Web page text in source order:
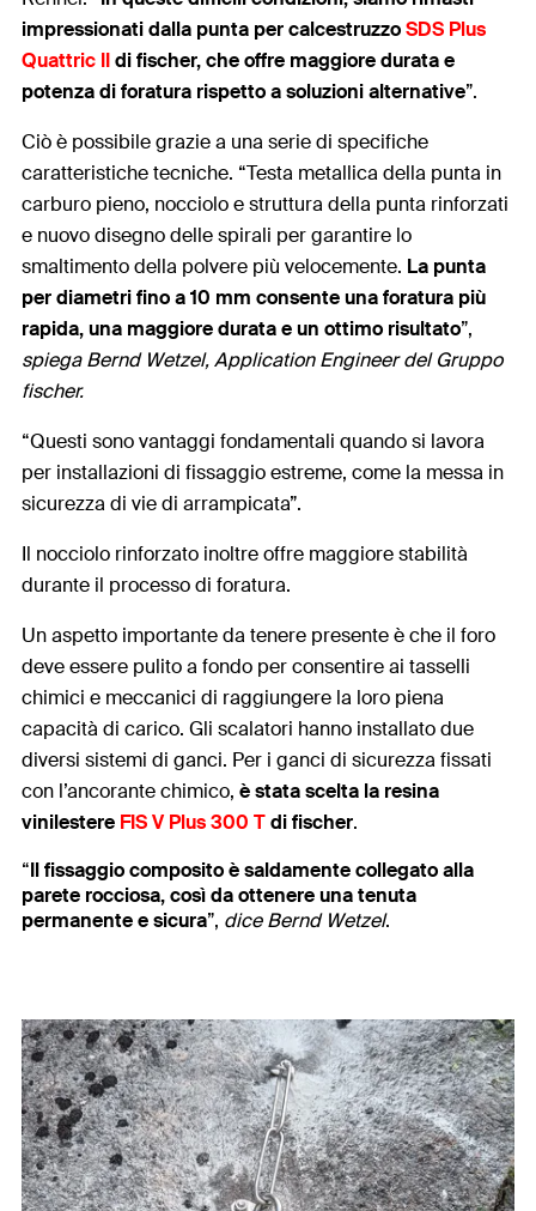
impressionati dalla punta per calcestruzzoSDS Plus
Quattric IIdi fischer, che offre maggiore durata e
potenza di foratura rispetto a soluzioni alternative”.
Ciò è possibile grazie a una serie di specifiche
caratteristiche tecniche. “Testa metallica della punta in
carburo pieno, nocciolo e struttura della punta rinforzati
e nuovo disegno delle spirali per garantire lo
smaltimento della polvere più velocemente. La punta
per diametri fino a 10 mm consente una foratura più
rapida, una maggiore durata e un ottimo risultato”,
spiega Bernd Wetzel, Application Engineer del Gruppo
fischer.
“Questi sono vantaggi fondamentali quando si lavora
per installazioni di fissaggio estreme, come la messa in
sicurezza di vie di arrampicata”.
Il nocciolo rinforzato inoltre offre maggiore stabilità
durante il processo di foratura.
Un aspetto importante da tenere presente è che il foro
deve essere pulito a fondo per consentire ai tasselli
chimici e meccanici di raggiungere la loro piena
capacità di carico. Gli scalatori hanno installato due
diversi sistemi di ganci. Per i ganci di sicurezza fissati
con l’ancorante chimico, è stata scelta la resina
vinilestere FIS V Plus 300 Tdi fischer.
“Il fissaggio composito è saldamente collegato alla
parete rocciosa, così da ottenere una tenuta
permanente e sicura”, dice Bernd Wetzel.